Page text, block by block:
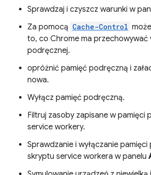
Sprawdzaj i czyszcz warunki w
Za pomocą Cache-Control
to, co Chrome ma przechowywać
podręcznej.
opróżnić pamięć podręczną i
nowa.
Wyłącz pamięć podręczną.
Filtruj zasoby zapisane w pamięci
service workery.
Sprawdzanie i wyłączanie
skryptu service workera w panelu